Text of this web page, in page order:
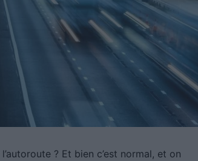
? Et bien c’est normal, et on